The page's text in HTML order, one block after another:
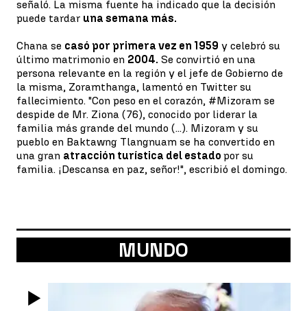
señaló. La misma fuente ha indicado que la decisión
puede tardar una semana más.
Chana se casó por primera vez en 1959 y celebró su
último matrimonio en 2004. Se convirtió en una
persona relevante en la región y el jefe de Gobierno de
la misma, Zoramthanga, lamentó en Twitter su
fallecimiento. "Con peso en el corazón, #Mizoram se
despide de Mr. Ziona (76), conocido por liderar la
familia más grande del mundo (...). Mizoram y su
pueblo en Baktawng Tlangnuam se ha convertido en
una gran atracción turística del estado por su
familia. ¡Descansa en paz, señor!", escribió el domingo.
MUNDO